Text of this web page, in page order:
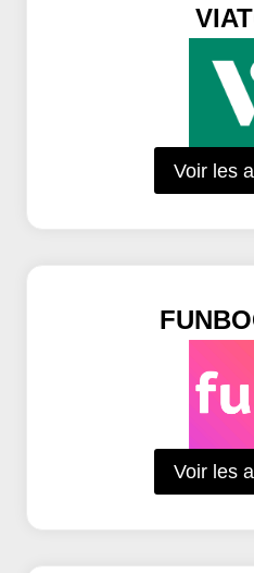
Voir les
Voir les